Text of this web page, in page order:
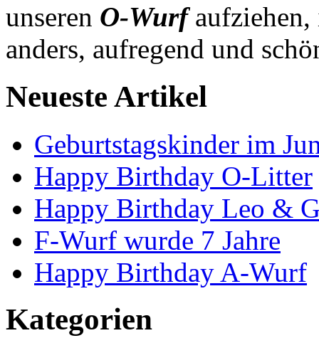
unseren O-Wurf
anders, aufregend und
Neueste Artikel
Geburtstagskinder im
Happy Birthday O-Litter
Happy Birthday Leo &
F-Wurf wurde 7 Jahre
Happy Birthday A-Wurf
Kategorien